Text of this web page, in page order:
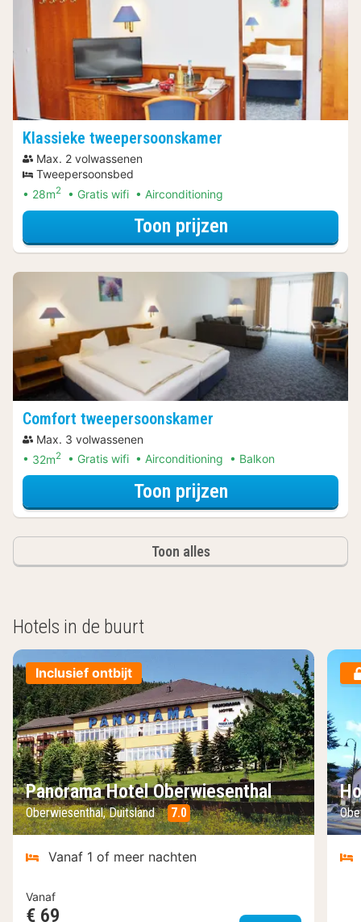
Klassieke tweepersoonskamer
Max. 2 volwassenen
Tweepersoonsbed
28m2 Gratis wifi Airconditioning
Toon prijzenvoor Klassieke
Comfort tweepersoonskamer
Max. 3 volwassenen
32m2 Gratis wifi Airconditioning Balkon
Toon prijzenvoor Comfort
Toon alles
Hotels in de buurt
Inclusief ontbijt
Panorama Hotel Oberwiesenthal
Oberwiesenthal, Duitsland 7.0
Vanaf 1 of meer nachten
Vanaf
€ 69